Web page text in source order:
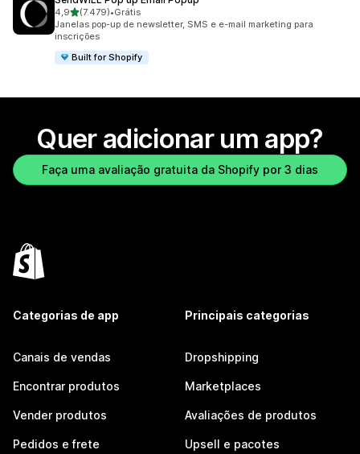
4,9de 5 estrelas
(7.479)
7479 avaliações ao todo
•Grátis
Janelas pop-up de newsletter, SMS e e-mail marketing para
inscrições
Built for Shopify
Quer adicionar um app?
Faça uma avaliação gratuita da Shopify por 3 dias
Categorias de app
Canais de vendas
Encontrar produtos
Vender produtos
Pedidos e frete
Principais categorias
Dropshipping
Marketplaces
Avaliações de produtos
Upsell e pacotes